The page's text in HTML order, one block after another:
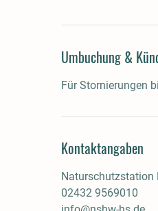
Umbuchung &
Für Stornierungen
Kontaktangaben
Naturschutzstation
02432 9569010